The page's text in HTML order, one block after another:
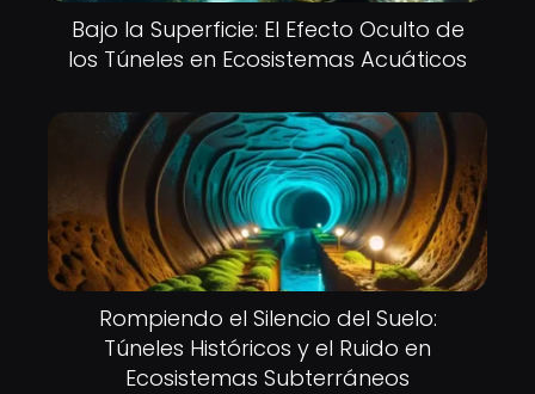
Bajo la Superficie: El Efecto Oculto de
los Túneles en Ecosistemas Acuáticos
Rompiendo el Silencio del Suelo:
Túneles Históricos y el Ruido en
Ecosistemas Subterráneos